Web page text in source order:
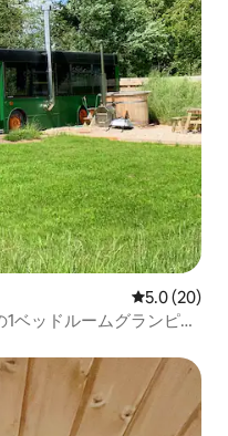
レビュー20
5.0 (20)
ベッドルームグランピン